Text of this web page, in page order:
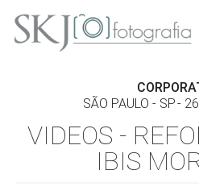
SÃO PAULO - SP
VIDEOS -
IBIS